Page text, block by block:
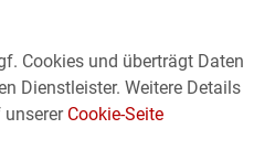
Cookies und überträgt Daten
Dienstleister. Weitere Details
unserer Cookie-Seite